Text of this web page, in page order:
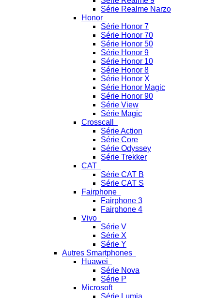
Série Realme Narzo
Honor
Série Honor 7
Série Honor 70
Série Honor 50
Série Honor 9
Série Honor 10
Série Honor 8
Série Honor X
Série Honor Magic
Série Honor 90
Série View
Série Magic
Crosscall
Série Action
Série Core
Série Odyssey
Série Trekker
CAT
Série CAT B
Série CAT S
Fairphone
Fairphone 3
Fairphone 4
Vivo
Série V
Série X
Série Y
Autres Smartphones
Huawei
Série Nova
Série P
Microsoft
Série Lumia